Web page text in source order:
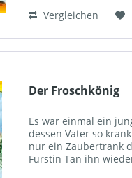
Vergleichen
Der Froschkönig
Es war einmal ein
dessen Vater so
nur ein Zaubertrank
Fürstin Tan ihn